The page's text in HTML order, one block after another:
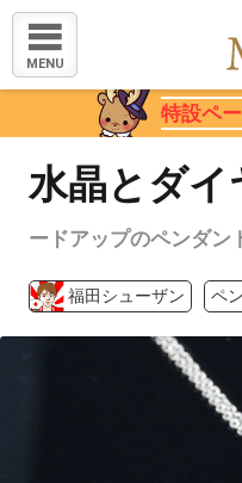
MENU
特設ペ
水晶とダ
ードアップのペンダン
福田シューザン ペ